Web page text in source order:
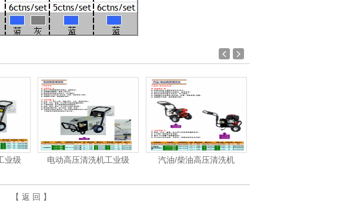
业级 电动高压清洗机工业级 汽油/柴油高压清洗机
【 返 回 】